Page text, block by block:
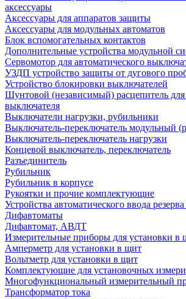
аксессуары
Аксессуары для аппаратов защиты
Аксессуары для модульных автоматов
Блок вспомогательных контактов
Дополнительные устройства модульной
Сервомотор для автоматического
УЗДП устройство защиты от дугового
Устройство блокировки выключателей
Шунтовой (независимый) расцепитель для
выключателя
Выключатели нагрузки, рубильники
Выключатель-переключатель модульный
Выключатель-переключатель нагрузки
Концевой выключатель, переключатель
Разъединитель
Рубильник
Рубильник в корпусе
Рукоятки и прочие комплектующие
Устройства автоматического ввода
Дифавтоматы
Дифавтомат, АВДТ
Измерительные приборы для установки в
Амперметр для установки в щит
Вольтметр для установки в щит
Комплектующие для установочных
Многофункциональный измерительный
Трансформатор тока